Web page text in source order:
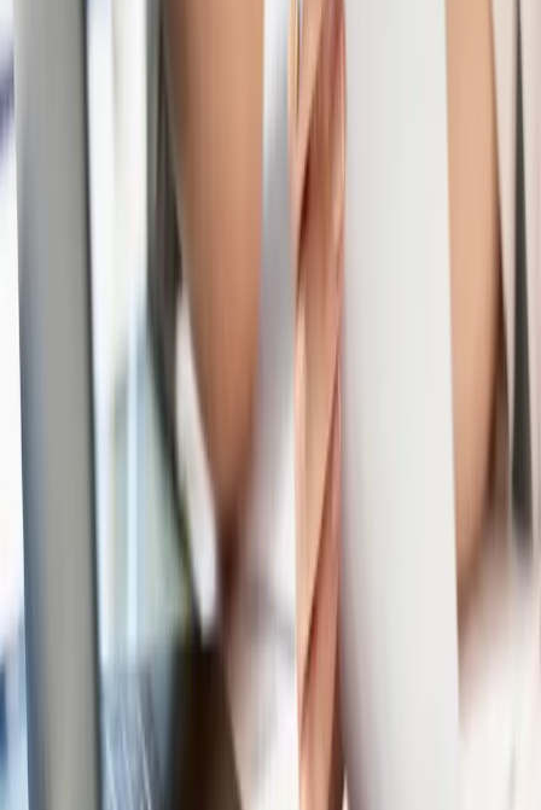
Leer más
Consejo
Cómo proteger tu patrimonio personal si tu empresa
va mal
Uno de los mayores miedos de cualquier empresario con
problemas financieros es que las deudas de la empresa
acaben afectando a su patrimonio personal: su casa, sus
ahorros, sus bienes. Es un miedo legítimo, porque en
determinadas circunstancias puede ocurrir. Pero también es
un miedo que paraliza y que impide tomar decisiones a
tiempo. Este artículo explica cuándo el patrimonio personal
está realmente en riesgo, qué se puede hacer para
protegerlo y qué errores lo ponen en peligro.
Leer más
Ver todos los consejos
→
CONTACTO
Escríbenos para recibir
asesoramiento
personalizado
Nombre y apellido
E-mail